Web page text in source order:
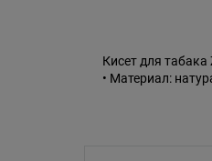
Кисет для табака
• Материал: